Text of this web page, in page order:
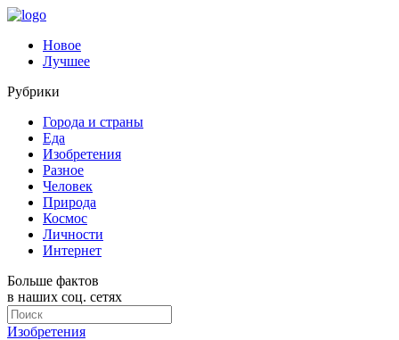
Новое
Лучшее
Рубрики
Города и страны
Еда
Изобретения
Разное
Человек
Природа
Космос
Личности
Интернет
Больше фактов
в наших соц. сетях
Изобретения